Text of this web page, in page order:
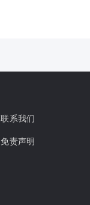
联系我们
免责声明